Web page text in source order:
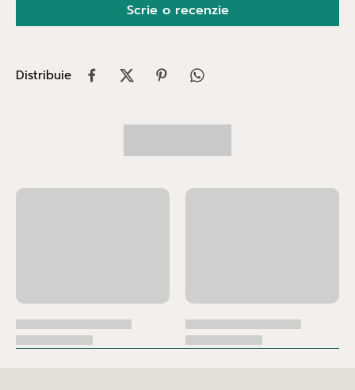
Scrie o recenzie
Distribuie